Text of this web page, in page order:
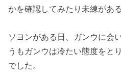
かを確認してみたり未練があ
ソヨンがある日、ガンウに会
うもガンウは冷たい態度をと
でした。